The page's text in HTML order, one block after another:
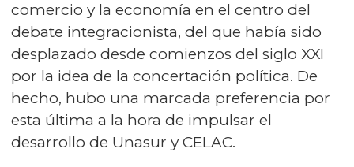
comercio y la economía en el centro del
debate integracionista, del que había sido
desplazado desde comienzos del siglo XXI
por la idea de la concertación política. De
hecho, hubo una marcada preferencia por
esta última a la hora de impulsar el
desarrollo de Unasur y CELAC.